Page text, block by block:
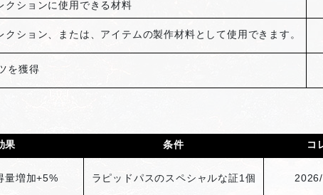
クションに使用できる材料
クション、または、アイテムの製作材料として使用できます。
を獲得
果 条件 コ
量増加+5% ラピッドパスのスペシャルな証1個